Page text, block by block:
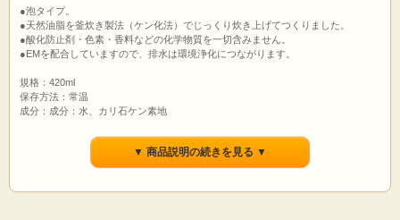
●泡タイプ。
●天然油脂を釜炊き製法（ケン化法）でじっくり炊き上げてつくりました。
●酸化防止剤・色素・香料などの化学物質を一切含みません。
●EMを配合していますので、排水は環境浄化につながります。
規格：420ml
保存方法：常温
成分：成分：水、カリ石ケン素地
▼ 商品説明の続きを見る ▼